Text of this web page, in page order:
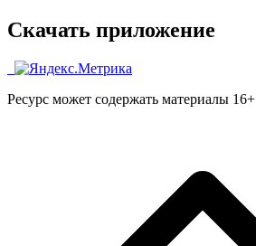
Скачать приложение
Ресурс может содержать материалы 16+